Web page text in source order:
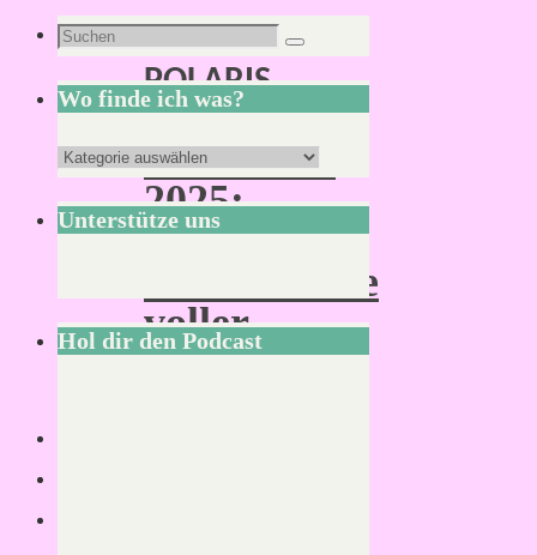
Schlagwort:
POLARIS
POLARIS
2025:
Ein
Wochenende
voller
Jubel,
Suchen
nach:
Suchen
Wo finde ich was?
Wo
finde
ich
Unterstütze uns
Hol dir den Podcast